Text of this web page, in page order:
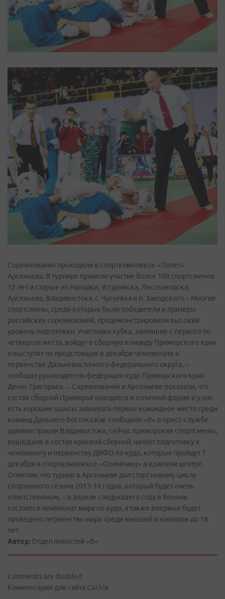
Соревнования проходили в спорткомплексе «Полет»
Арсеньева. В турнире приняли участие более 100 спортсменов
12 лет и старше из Находки, Уссурийска, Лесозаводска,
Арсеньева, Владивостока, с. Чугуевка и п. Заводского.– Многие
спортсмены, среди которых были победители и призеры
российских соревнований, продемонстрировали высокий
уровень подготовки. Участники кубка, занявшие с первого по
четвертое места, войдут в сборную команду Приморского края
и выступят на предстоящих в декабре чемпионате и
первенстве Дальневосточного федерального округа, –
сообщил руководитель федерации кудо Приморского края
Денис Григорьев. – Соревнования в Арсеньеве показали, что
состав сборной Приморья находится в отличной форме и у нас
есть хорошие шансы завоевать первое командное место среди
команд Дальнего Востока.Как сообщили «В» в пресс-службе
администрации Владивостока, сейчас приморские спортсмены,
вошедшие в состав краевой сборной, начнут подготовку к
чемпионату и первенству ДВФО по кудо, которые пройдут 7
декабря в спорткомплексе «Олимпиец» в краевом центре.
Отметим, что турнир в Арсеньеве дал старт новому циклу
спортивного сезона 2013-14 годов, который будет очень
ответственным, – в апреле следующего года в Японии
состоится чемпионат мира по кудо, а также впервые будет
проведено первенство мира среди юношей и юниоров до 18
лет.
Автор: Отдел новостей «В»
Comments are disabled
Комментарии для сайта Cackle